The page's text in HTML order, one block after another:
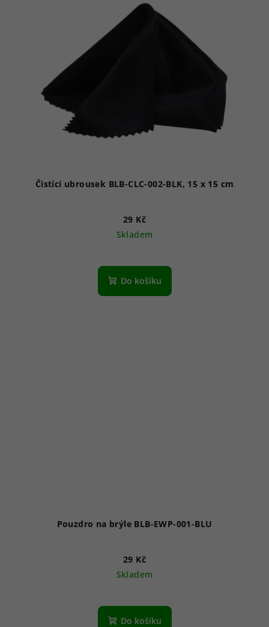
Čistící ubrousek BLB-CLC-002-BLK, 15 x 15 cm
29 Kč
Skladem
Do košíku
Pouzdro na brýle BLB-EWP-001-BLU
29 Kč
Skladem
Do košíku